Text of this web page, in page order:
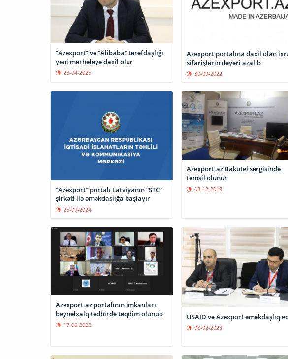
“Azexport” və “Alibaba” tərəfdaşlığı
yeni mərhələyə daxil olur
23-04-2025
Azexport portalına daxil olan
sifarişlərin dəyəri azalıb
30-09-2022
“Azexport” portalı Latviyanın “STC”
şirkəti ilə əməkdaşlığa başlayır
25-09-2024
Azexport.az Bakutel sərgisində
təmsil olunur
03-12-2019
Azexport.az portalının imkanları
beynəlxalq tədbirdə təqdim olunub
17-06-2022
USAID və Azexport əməkdaşlıq
08-02-2023